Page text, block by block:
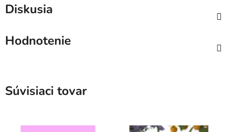
Diskusia
Hodnotenie
Súvisiaci tovar